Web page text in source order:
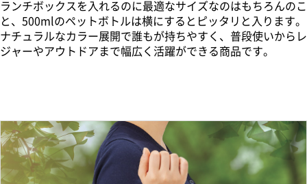
ランチボックスを入れるのに最適なサイズなのはもちろんのこ
と、500mlのペットボトルは横にするとピッタリと入ります。
ナチュラルなカラー展開で誰もが持ちやすく、普段使いからレ
ジャーやアウトドアまで幅広く活躍ができる商品です。